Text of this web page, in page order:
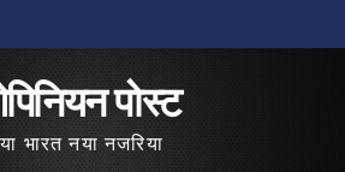
पोस्ट
भारत नया नजरिया